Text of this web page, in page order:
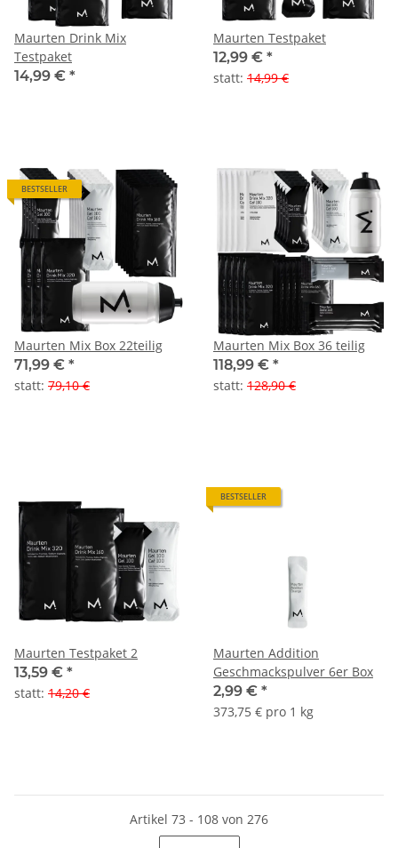
Maurten Drink Mix
Testpaket
14,99 € *
Maurten Testpaket
12,99 € *
statt: 14,99 €
BESTSELLER
Maurten Mix Box 22teilig
71,99 € *
statt: 79,10 €
Maurten Mix Box 36 teilig
118,99 € *
statt: 128,90 €
Maurten Testpaket 2
13,59 € *
statt: 14,20 €
BESTSELLER
Maurten Addition
Geschmackspulver 6er Box
2,99 € *
373,75 € pro 1 kg
Artikel 73 - 108 von 276